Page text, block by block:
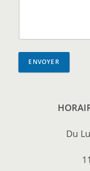
ENVOYER
Du